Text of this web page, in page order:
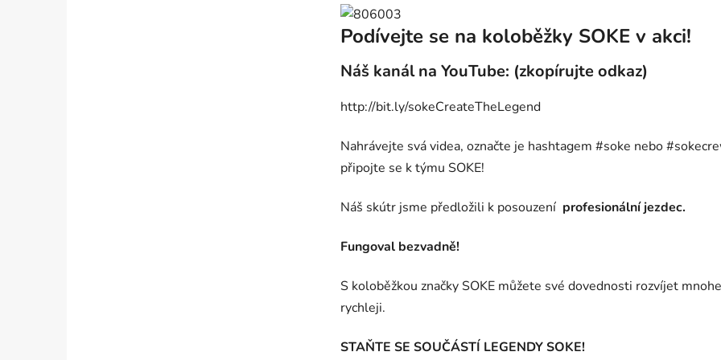
Podívejte se na koloběžky SOKE v akci!
Náš kanál na YouTube: (zkopírujte odkaz)
http://bit.ly/sokeCreateTheLegend
Nahrávejte svá videa, označte je hashtagem #soke nebo
připojte se k týmu SOKE!
Náš skútr jsme předložili k posouzení profesionální jezdec.
Fungoval bezvadně!
S koloběžkou značky SOKE můžete své dovednosti rozvíjet
rychleji.
STAŇTE SE SOUČÁSTÍ LEGENDY SOKE!